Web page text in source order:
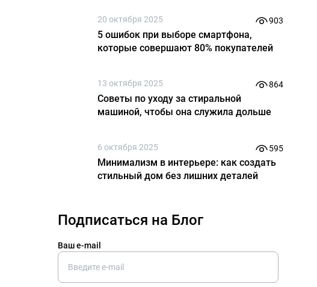
20 октября 2025 903
5 ошибок при выборе смартфона,
которые совершают 80% покупателей
13 октября 2025 864
Советы по уходу за стиральной
машиной, чтобы она служила дольше
6 октября 2025 595
Минимализм в интерьере: как создать
стильный дом без лишних деталей
Подписаться на Блог
Ваш e-mail